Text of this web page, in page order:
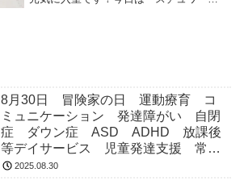
8月30日 冒険家の日 運動療育 コ
ミュニケーション 発達障がい 自閉
症 ダウン症 ASD ADHD 放課後
等デイサービス 児童発達支援 常総
市 つくばみらい市 坂東市 守谷市
2025.08.30